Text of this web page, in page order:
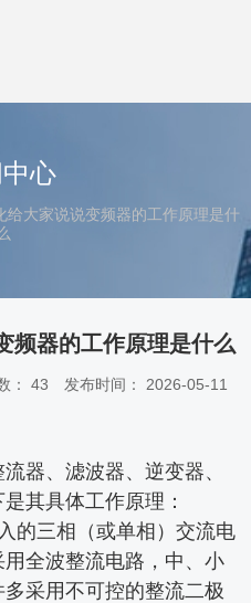
心
给大家说说变频器的工作原理是什
频器的工作原理是什么
： 43 发布时间： 2026-05-11
器、滤波器、逆变器、
其具体工作原理：
的三相（或单相）交流电
全波整流电路，中、小
采用不可控的整流二极